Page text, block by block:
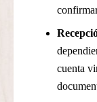
cuenta